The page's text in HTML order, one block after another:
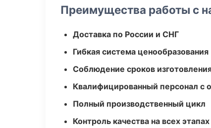
Преимущества работы с
Доставка по России и СНГ
Гибкая система ценообразования
Соблюдение сроков
Квалифицированный персонал с
Полный производственный цикл
Контроль качества на всех этапах